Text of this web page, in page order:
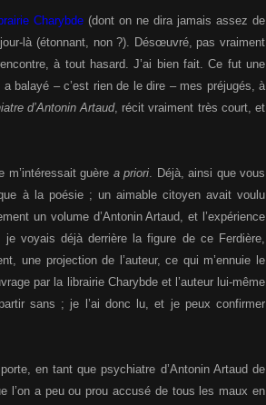
Charybde(dont on ne dira jamais assez de
là (étonnant, non ?). Désœuvré, pas vraiment
à tout hasard. J’ai bien fait. Ce fut une
balayé – c’est rien de le dire – mes préjugés, à
d’Antonin Artaud, récit vraiment très court, et
m’intéressait guère a priori. Déjà, ainsi que vous
à la poésie ; un aimable citoyen avait voulu
un volume d’Antonin Artaud, et l’expérience
voyais déjà derrière la figure de ce Ferdière,
une projection de l’auteur, ce qui m’ennuie le
par la librairie Charybde et l’auteur lui-même
sans ; je l’ai donc lu, et je peux confirmer
en tant que psychiatre d’Antonin Artaud de
l’on a peu ou prou accusé de tous les maux en